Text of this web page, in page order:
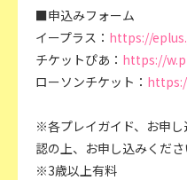
■申込みフォーム
イープラス： https://
チケットぴあ： https://
ローソンチケット：
※各プレイガイド、お申
認の上、お申し込みくださ
※3歳以上有料